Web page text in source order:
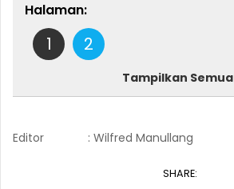
Halaman:
1 2
Tampilkan Semua
Editor : Wilfred Manullang
SHARE: